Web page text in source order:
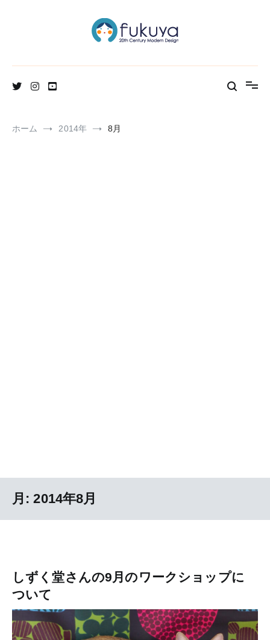
ホーム 2014年 8月
月:2014年8月
しずく堂さんの9月のワークショップに
ついて